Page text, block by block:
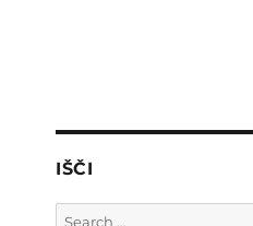
IŠČI
Search